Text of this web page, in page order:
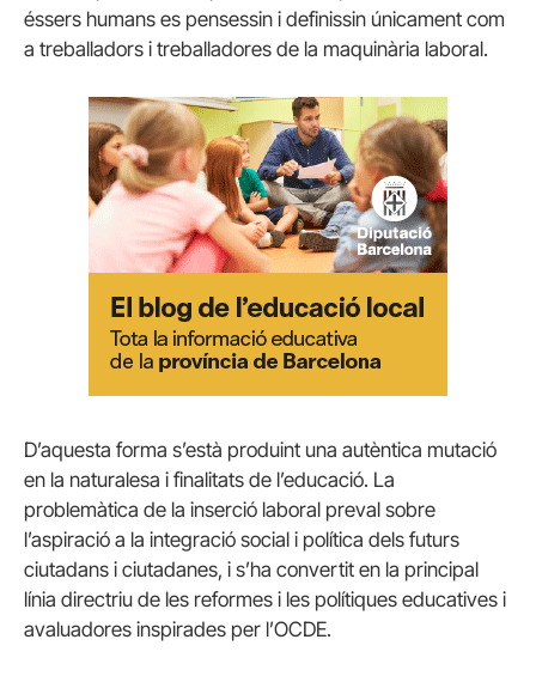
éssers humans es pensessin i definissin únicament com
a treballadors i treballadores de la maquinària laboral.
D’aquesta forma s’està produint una autèntica mutació
en la naturalesa i finalitats de l’educació. La
problemàtica de la inserció laboral preval sobre
l’aspiració a la integració social i política dels futurs
ciutadans i ciutadanes, i s’ha convertit en la principal
línia directriu de les reformes i les polítiques educatives i
avaluadores inspirades per l’OCDE.